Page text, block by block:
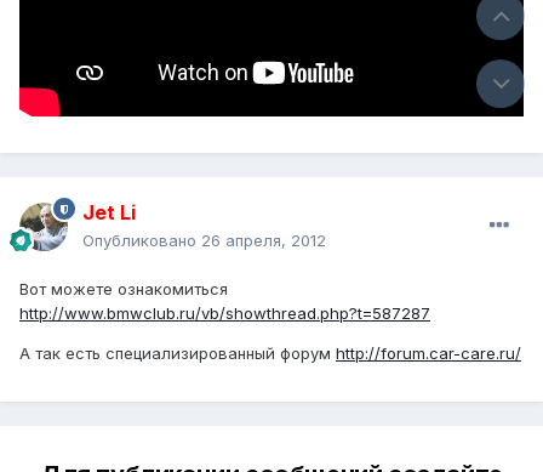
Jet Li
Опубликовано 26 апреля, 2012
Вот можете ознакомиться
http://www.bmwclub.ru/vb/showthread.php?t=587287
А так есть специализированный форум http://forum.car-care.ru/